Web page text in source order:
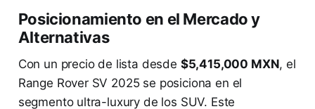
Posicionamiento en el Mercado y
Alternativas
Con un precio de lista desde $5,415,000 MXN, el
Range Rover SV 2025 se posiciona en el
segmento ultra-luxury de los SUV. Este